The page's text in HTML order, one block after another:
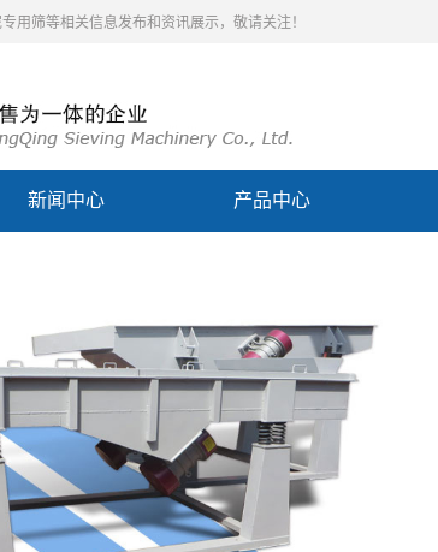
用筛等相关信息发布和资讯展示，敬请关注！
新闻中心 产品中心